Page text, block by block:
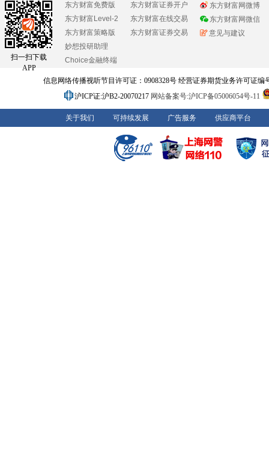
扫一扫下载
APP
东方财富免费版
东方财富Level-2
东方财富策略版
妙想投研助理
Choice金融终端
东方财富证券开户
东方财富在线交易
东方财富证券交易
东方财富网微博
东方财富网微信
意见与建议
信息网络传播视听节目许可证：0908328号 经营证券期货业务许可证编
沪ICP证:沪B2-20070217 网站备案号:沪ICP备05006054号-11
关于我们 可持续发展 广告服务 供应商平台